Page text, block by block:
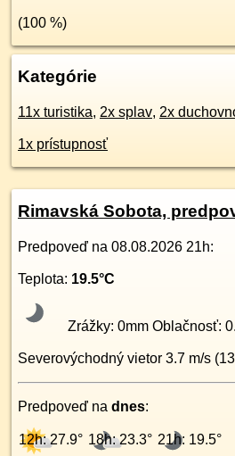
(100 %)
Kategórie
11x turistika, 2x splav, 2x
1x prístupnosť
Rimavská Sobota,
Predpoveď na 08.08.2026 21h:
Teplota: 19.5°C
Zrážky: 0mm Oblačnosť:
Severovýchodný vietor 3.7 m/s (13
Predpoveď na dnes:
12h: 27.9° 18h: 23.3° 21h: 19.5°